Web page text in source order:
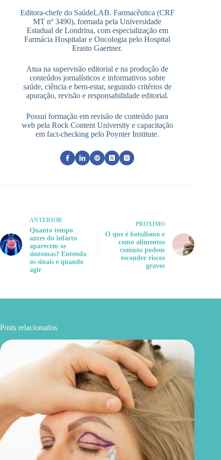
Editora-chefe do SaúdeLAB. Farmacêutica (CRF
MT nº 3490), formada pela Universidade
Estadual de Londrina, com especialização em
Farmácia Hospitalar e Oncologia pelo Hospital
Erasto Gaertner.
Atua na supervisão editorial e na produção de
conteúdos jornalísticos e informativos sobre
saúde, ciência e bem-estar, seguindo critérios de
apuração, revisão e responsabilidade editorial.
Possui formação em revisão de conteúdo para
web pela Rock Content University e capacitação
em fact-checking pelo Poynter Institute.
ANTERIOR
Quanto tempo
antes do infarto
aparecem os
sintomas? Entenda
os sinais e quando
agir
PRÓXIMO
O que é botulismo e
como alimentos
comuns podem
esconder riscos
graves
Posts relacionados